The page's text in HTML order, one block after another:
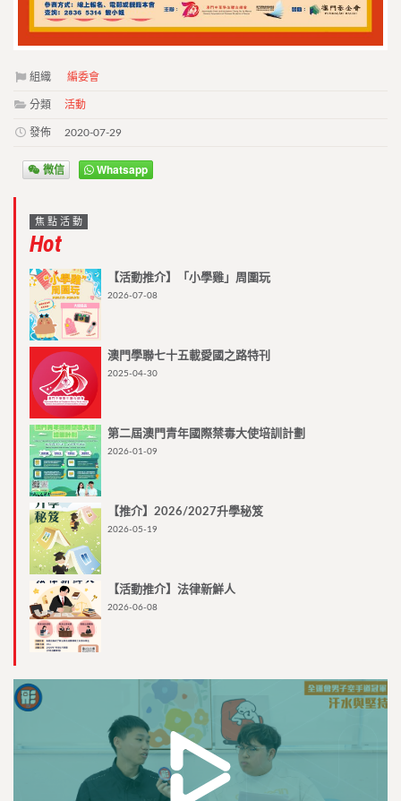
組織 編委會
分類 活動
發佈 2020-07-29
微信 Whatsapp
焦點活動
Hot
【活動推介】「小學雞」周圍玩
2026-07-08
澳門學聯七十五載愛國之路特刊
2025-04-30
第二屆澳門青年國際禁毒大使培訓計劃
2026-01-09
【推介】2026/2027升學秘笈
2026-05-19
【活動推介】法律新鮮人
2026-06-08